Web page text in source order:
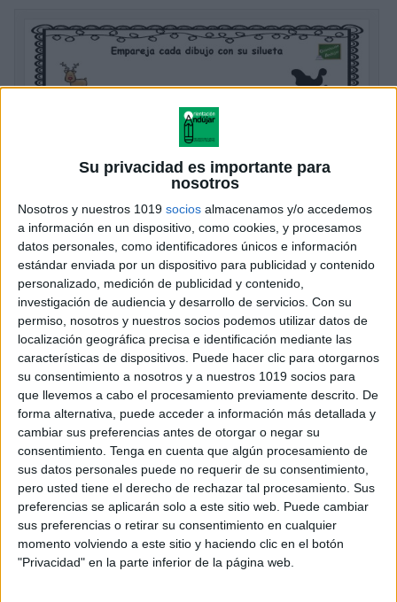
Su privacidad es importante para
nosotros
Nosotros y nuestros 1019 socios almacenamos y/o accedemos
a información en un dispositivo, como cookies, y procesamos
datos personales, como identificadores únicos e información
estándar enviada por un dispositivo para publicidad y contenido
personalizado, medición de publicidad y contenido,
investigación de audiencia y desarrollo de servicios. Con su
permiso, nosotros y nuestros socios podemos utilizar datos de
localización geográfica precisa e identificación mediante las
características de dispositivos. Puede hacer clic para otorgarnos
su consentimiento a nosotros y a nuestros 1019 socios para
que llevemos a cabo el procesamiento previamente descrito. De
forma alternativa, puede acceder a información más detallada y
cambiar sus preferencias antes de otorgar o negar su
consentimiento. Tenga en cuenta que algún procesamiento de
sus datos personales puede no requerir de su consentimiento,
pero usted tiene el derecho de rechazar tal procesamiento. Sus
preferencias se aplicarán solo a este sitio web. Puede cambiar
sus preferencias o retirar su consentimiento en cualquier
momento volviendo a este sitio y haciendo clic en el botón
"Privacidad" en la parte inferior de la página web.
Atención y Discriminación Visual:
Empareja cada dibujo con su silueta.
#navidad
Publicado el 10 diciembre, 2018
Hoy os traemos una nueva actividad para trabajar la
atención, la discriminación visual y estimular
cognitivamente a nuestros alumnos y alumnas con
estas divertidas fichas navideñas para relacionar los
dibujos […]
SEGUIR LEYENDO